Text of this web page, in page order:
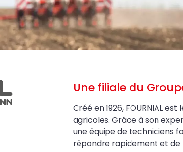
Une filiale du
Créé en 1926, FOURNIAL
agricoles. Grâce à son
une équipe de techniciens
répondre rapidement et de